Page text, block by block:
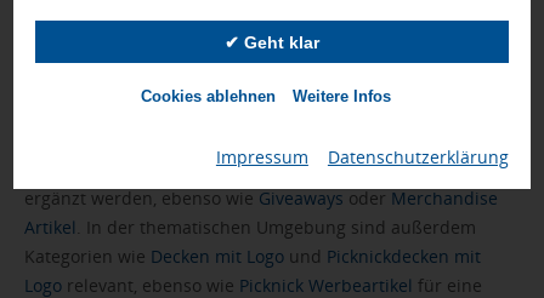
✔ Geht klar
Cookies ablehnen Weitere Infos
Impressum Datenschutzerklärung
als Werbemittel handhabungsorientiert konzipiert, während
die Druckflächen eine strukturierte Platzierung Ihres Logos
STAVENGER Fleece-Decke als textilbasierter Markenartikel
ergänzt werden, ebenso wie Giveaways oder Merchandise
Artikel. In der thematischen Umgebung sind außerdem
Kategorien wie Decken mit Logo und Picknickdecken mit
Logo relevant, ebenso wie Picknick Werbeartikel für eine